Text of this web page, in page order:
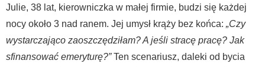
Julie, 38 lat, kierowniczka w małej firmie, budzi się każdej
nocy około 3 nad ranem. Jej umysł krąży bez końca: „Czy
wystarczająco zaoszczędziłam? A jeśli stracę pracę? Jak
sfinansować emeryturę?”Ten scenariusz, daleki od bycia